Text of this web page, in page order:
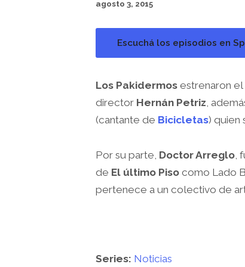
agosto 3, 2015
Escuchá los episodios en
Los Pakidermos estrenaron
director Hernán Petriz,
(cantante de Bicicletas) quien
Por su parte, Doctor Arreglo ,
de El último Piso como Lado
pertenece a un colectivo de
Series: Noticias